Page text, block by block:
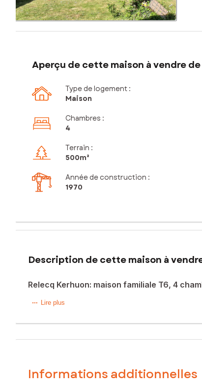
Aperçu de cette maison à vendre de
Type de logement :
Maison
Chambres :
4
Terrain :
500m²
Année de construction :
1970
Description de cette maison à
Relecq Kerhuon: maison familiale T6, 4
Relecq Kerhuon: La proximité immédiate de la cale
Lire plus
Informations additionnelles